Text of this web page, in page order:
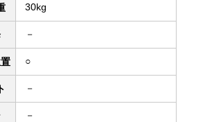
30kg
－
○
－
－